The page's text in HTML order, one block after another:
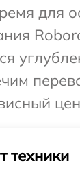
для
техники